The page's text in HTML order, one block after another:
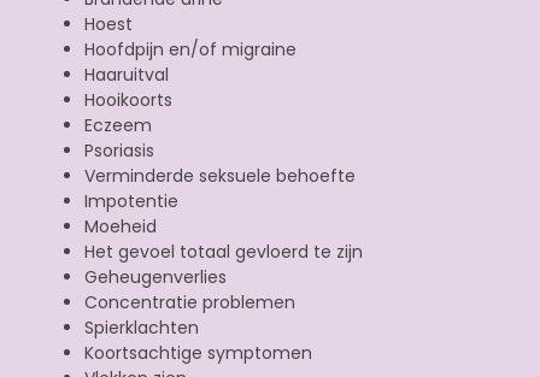
Hoest
Hoofdpijn en/of migraine
Haaruitval
Hooikoorts
Eczeem
Psoriasis
Verminderde seksuele behoefte
Impotentie
Moeheid
Het gevoel totaal gevloerd te zijn
Geheugenverlies
Concentratie problemen
Spierklachten
Koortsachtige symptomen